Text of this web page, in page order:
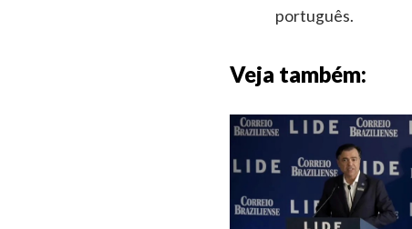
português.
Veja também: